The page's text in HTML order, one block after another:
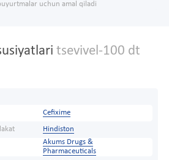
uchun amal qiladi
tsevivel-100 dt
Cefixime
Hindiston
Akums Drugs &
Pharmaceuticals